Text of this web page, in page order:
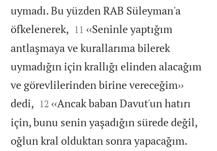
uymadı. Bu yüzden RAB Süleyman'a
öfkelenerek, 

11 ‹‹Seninle yaptığım
antlaşmaya ve kurallarıma bilerek
uymadığın için krallığı elinden alacağım
ve görevlilerinden birine vereceğim››
dedi, 

12 ‹‹Ancak baban Davut'un hatırı
için, bunu senin yaşadığın sürede değil,
oğlun kral olduktan sonra yapacağım.